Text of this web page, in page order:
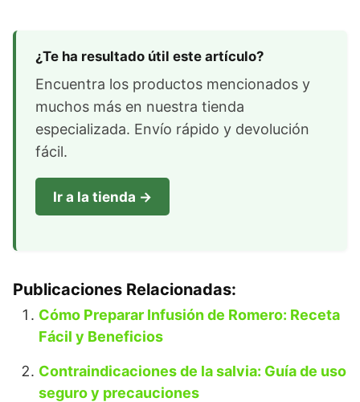
¿Te ha resultado útil este artículo?
Encuentra los productos mencionados y
muchos más en nuestra tienda
especializada. Envío rápido y devolución
fácil.
Ir a la tienda →
Publicaciones Relacionadas:
Cómo Preparar Infusión de Romero: Receta
Fácil y Beneficios
Contraindicaciones de la salvia: Guía de uso
seguro y precauciones